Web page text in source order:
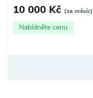
10 000 Kč (za měsíc)
Nabídněte cenu